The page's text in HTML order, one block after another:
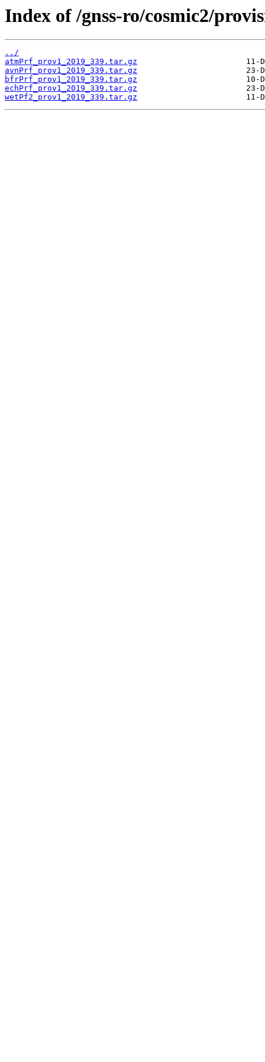
Index of /gnss-ro/cosmic2/
../
atmPrf_prov1_2019_339.tar.gz
avnPrf_prov1_2019_339.tar.gz
bfrPrf_prov1_2019_339.tar.gz
echPrf_prov1_2019_339.tar.gz
wetPf2_prov1_2019_339.tar.gz